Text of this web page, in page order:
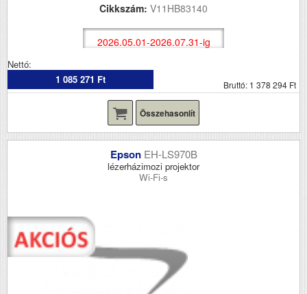
Cikkszám: V11HB83140
2026.05.01-2026.07.31-ig
Nettó:
1 085 271 Ft
Bruttó: 1 378 294 Ft
Összehasonlít
Epson EH-LS970B
lézerházimozi projektor
Wi-Fi-s